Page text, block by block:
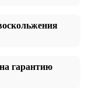
гарантию